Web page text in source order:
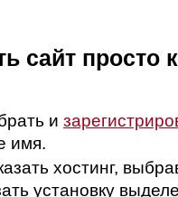
сайт просто
и
имя.
хостинг,
установку